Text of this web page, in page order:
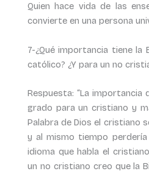
Quien hace vida de las
convierte en una persona
7-¿Qué importancia tiene la
católico? ¿Y para un no
Respuesta: “La importancia
grado para un cristiano y
Palabra de Dios el cristiano
y al mismo tiempo
idioma que habla el
un no cristiano creo que la